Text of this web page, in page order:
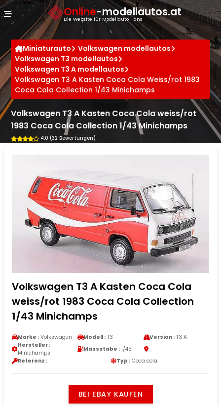
Online-modellautos.at
Die Website für Modellauto-Fans
Miniaturauto
Volkswagen modellautos
Volkswagen T3 modellautos
Volkswagen T3 A modellautos
Volkswagen T3 A Kasten Coca Cola Weiss/rot 1983
Coca Cola Collection 1/43 Minichamps
Volkswagen T3 A Kasten Coca Cola weiss/rot
1983 Coca Cola Collection 1/43 Minichamps
4.0 (32 Bewertungen)
Volkswagen T3 A Kasten Coca Cola
weiss/rot 1983 Coca Cola Collection
1/43 Minichamps
Marke : Volkswagen Modell : T3 Version :T3 A
Hersteller :
Minichamps
Massstabe : 1/43
Referenz :
Typ : Coca cola
BEI EBAY KAUFEN
Cookie-Einstellungen